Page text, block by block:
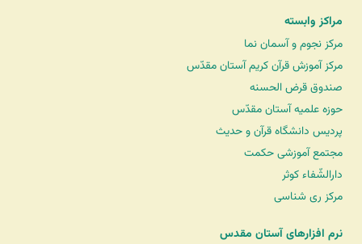
مراکز وابسته
مرکز نجوم و آسمان نما
مرکز آموزش قرآن کریم آستان مقدّس
صندوق قرض الحسنه
حوزه علمیه آستان مقدّس
پردیس دانشگاه قرآن و حدیث
مجتمع آموزشی حکمت
دارالشّفاء کوثر
مرکز ری شناسی
نرم افزارهای آستان مقدس